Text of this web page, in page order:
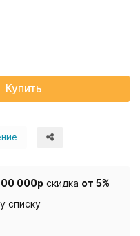
Купить
000р скидка от 5%
списку